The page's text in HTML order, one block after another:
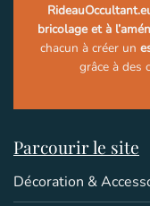
bricolage et à
chacun à créer un
grâce à des
Parcourir le site
Décoration &